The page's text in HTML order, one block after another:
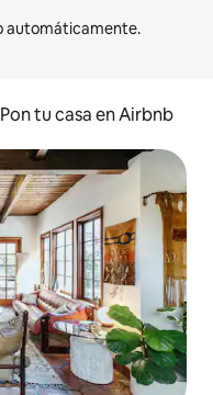
Pon tu casa en Airbnb